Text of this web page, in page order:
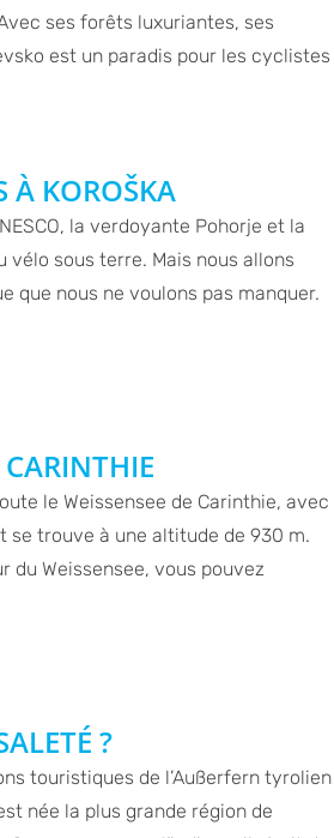
ses forêts luxuriantes, ses
est un paradis pour les cyclistes
À KOROŠKA
la verdoyante Pohorje et la
sous terre. Mais nous allons
que nous ne voulons pas manquer.
le Weissensee de Carinthie, avec
se trouve à une altitude de 930 m.
du Weissensee, vous pouvez
?
touristiques de l’Außerfern tyrolien
née la plus grande région de